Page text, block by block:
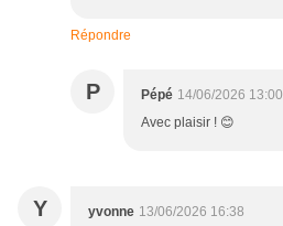
Répondre
P Pépé 14/06/2026 13:00
Avec plaisir ! 😊
Y yvonne 13/06/2026 16:38